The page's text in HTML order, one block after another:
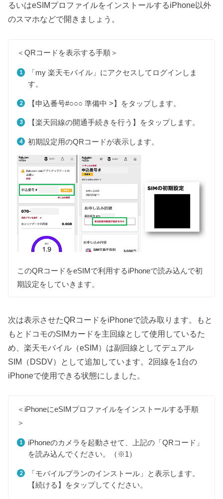
るいはeSIMプロファイルをインストールするiPhone以外
のスマホなどで開きましょう。
＜QRコードを表示する手順＞
「my 楽天モバイル」にアクセスしてログインしま
す。
【申込番号#○○○ 準備中 >】をタップします。
【楽天回線の開通手続きを行う】をタップします。
初期設定用のQRコードが表示します。
このQRコードをeSIMで利用するiPhoneで読み込んで初
期設定をしていきます。
次は表示させたQRコードをiPhoneで読み取ります。もと
もとドコモのSIMカードを主回線として使用しているた
め、楽天モバイル（eSIM）は副回線としてデュアル
SIM（DSDV）として追加しています。2回線を1台の
iPhoneで使用できる状態にしました。
＜iPhoneにeSIMプロファイルをインストールする手順
＞
iPhoneのカメラを起動させて、上記の「QRコード」
を読み込んでください。（※1）
「モバイルプランのインストール」と表示します。
【続ける】をタップしてください。